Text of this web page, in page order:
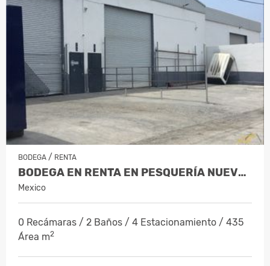
BODEGA / RENTA
BODEGA EN RENTA EN PESQUERÍA NUEVO L…
Mexico
0 Recámaras / 2 Baños / 4 Estacionamiento / 435
Área m2